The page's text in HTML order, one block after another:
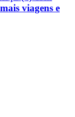
viagens e